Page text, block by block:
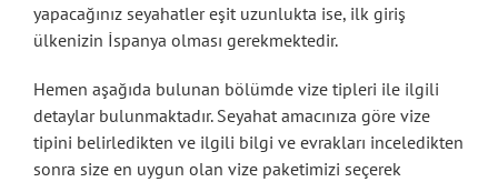
yapacağınız seyahatler eşit uzunlukta ise, ilk giriş
ülkenizin İspanya olması gerekmektedir.
Hemen aşağıda bulunan bölümde vize tipleri ile ilgili
detaylar bulunmaktadır. Seyahat amacınıza göre vize
tipini belirledikten ve ilgili bilgi ve evrakları inceledikten
sonra size en uygun olan vize paketimizi seçerek